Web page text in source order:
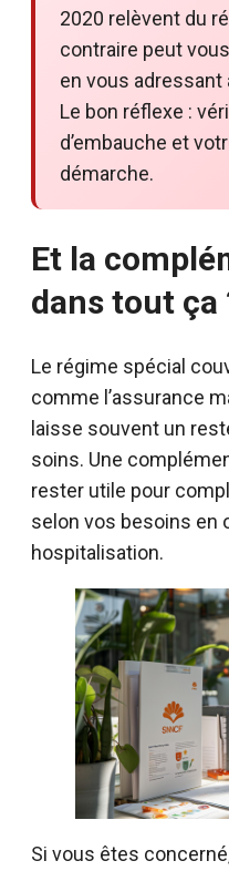
2020 relèvent du
contraire peut
en vous adressant
Le bon réflexe :
d’embauche et
démarche.
Et la
dans tout ça
Le régime spécial
comme l’assurance
laisse souvent un
soins. Une
rester utile pour
selon vos besoins en
hospitalisation.
Si vous êtes